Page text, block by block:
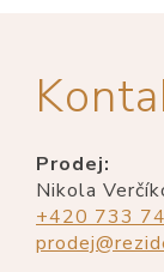
Prodej:
Nikola
+420 733